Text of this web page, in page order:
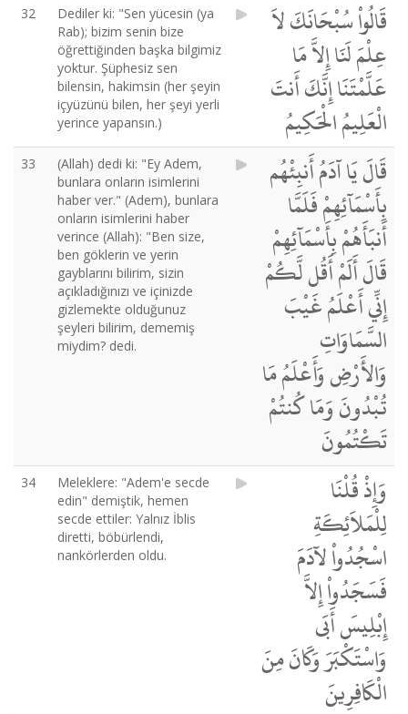
32
Dediler ki: "Sen yücesin (ya
Rab); bizim senin bize
öğrettiğinden başka bilgimiz
yoktur. Şüphesiz sen
bilensin, hakimsin (her şeyin
içyüzünü bilen, her şeyi yerli
yerince yapansın.)
قَالُواْ سُبْحَانَكَ لاَ
عِلْمَ لَنَا إِلاَّ مَا
عَلَّمْتَنَا إِنَّكَ أَنتَ
الْعَلِيمُ الْحَكِيمُ
33
(Allah) dedi ki: "Ey Adem,
bunlara onların isimlerini
haber ver." (Adem), bunlara
onların isimlerini haber
verince (Allah): "Ben size,
ben göklerin ve yerin
gayblarını bilirim, sizin
açıkladığınızı ve içinizde
gizlemekte olduğunuz
şeyleri bilirim, dememiş
miydim? dedi.
قَالَ يَا آدَمُ أَنبِئْهُم
بِأَسْمَآئِهِمْ فَلَمَّا
أَنبَأَهُمْ بِأَسْمَآئِهِمْ
قَالَ أَلَمْ أَقُل لَّكُمْ
إِنِّي أَعْلَمُ غَيْبَ
السَّمَاوَاتِ
وَالأَرْضِ وَأَعْلَمُ مَا
تُبْدُونَ وَمَا كُنتُمْ
تَكْتُمُونَ
34
Meleklere: "Adem'e secde
edin" demiştik, hemen
secde ettiler: Yalnız İblis
diretti, böbürlendi,
nankörlerden oldu.
وَإِذْ قُلْنَا
لِلْمَلاَئِكَةِ
اسْجُدُواْ لآدَمَ
فَسَجَدُواْ إِلاَّ
إِبْلِيسَ أَبَى
وَاسْتَكْبَرَ وَكَانَ مِنَ
الْكَافِرِينَ